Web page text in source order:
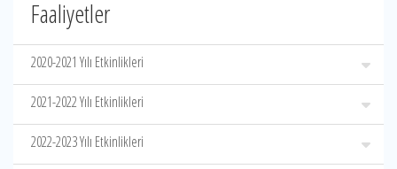
Faaliyetler
2020-2021 Yılı Etkinlikleri
2021-2022 Yılı Etkinlikleri
2022-2023 Yılı Etkinlikleri